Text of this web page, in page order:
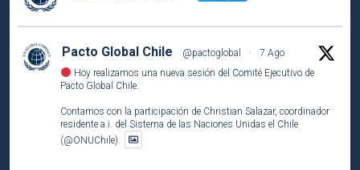
Pacto Global Chile @pactoglobal ·
7 Ago
Hoy realizamos una nueva sesión del Comité Ejecutivo de
Pacto Global Chile.
Contamos con la participación de Christian Salazar, coordinador
residente a.i. del Sistema de las Naciones Unidas el Chile
(@ONUChile).